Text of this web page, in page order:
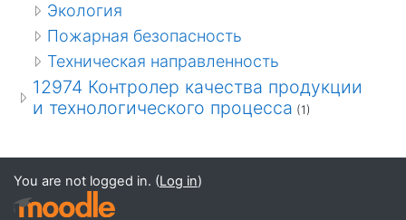
Экология
Пожарная безопасность
Техническая направленность
12974 Контролер качества продукции
и технологического процесса (1)
You are not logged in. (Log in)